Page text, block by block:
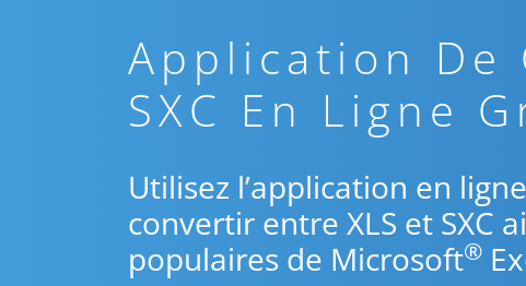
Application De
SXC En Ligne
Utilisez l’application en
convertir entre XLS et SXC
populaires de Microsoft®